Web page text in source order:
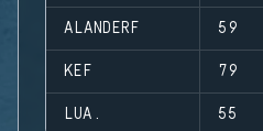
ALANDERF 59
KEF 79
LUA. 55